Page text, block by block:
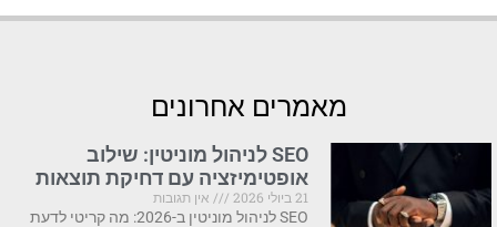
מאמרים אחרונים
SEO לניהול מוניטין: שילוב
אופטימיזציה עם דחיקת תוצאות
21 ביולי 2026
אין תגובות
SEO לניהול מוניטין ב-2026: מה קריטי לדעת